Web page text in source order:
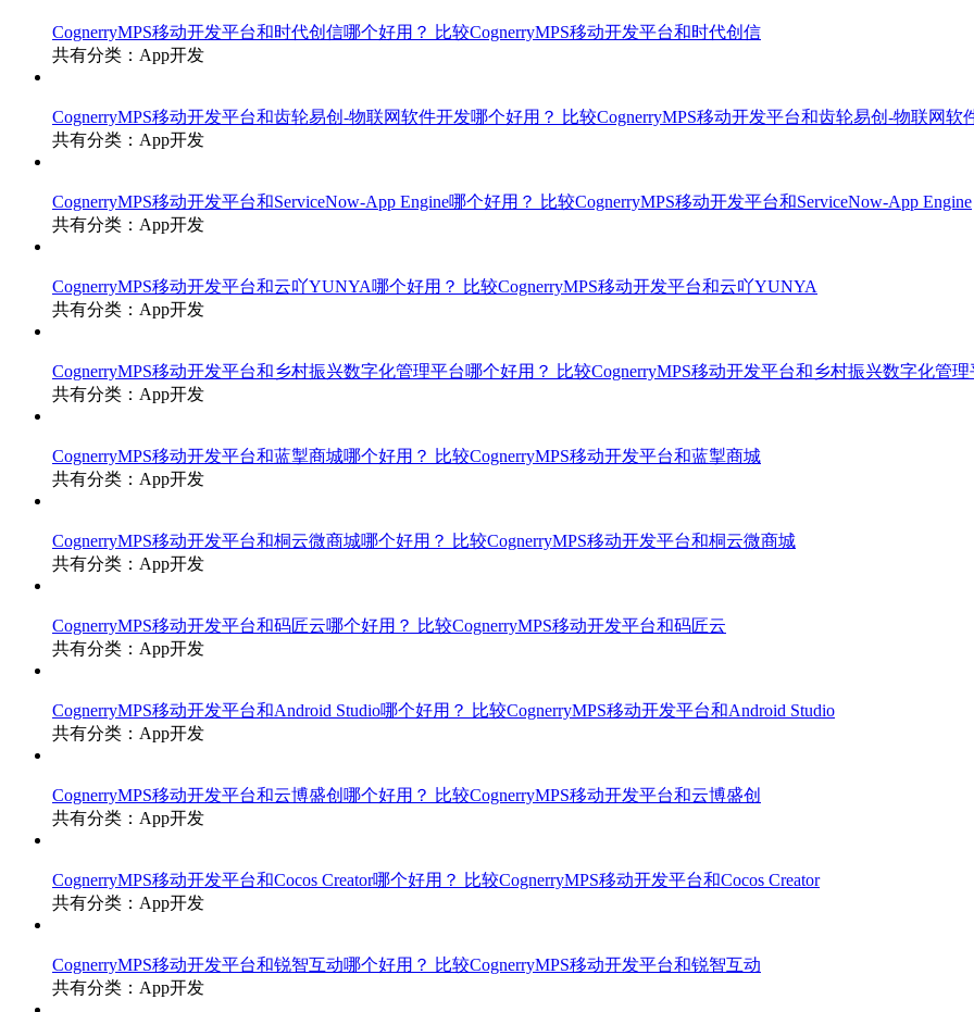
CognerryMPS移动开发平台和时代创信哪个好用？ 比较CognerryMPS移动开发平台和时代创信
共有分类：App开发
CognerryMPS移动开发平台和齿轮易创-物联网软件开发哪个好用？ 比较CognerryMPS移动开发平台和齿轮易创-物联网软
共有分类：App开发
CognerryMPS移动开发平台和ServiceNow-App Engine哪个好用？ 比较CognerryMPS移动开发平台和ServiceNow-App Engine
共有分类：App开发
CognerryMPS移动开发平台和云吖YUNYA哪个好用？ 比较CognerryMPS移动开发平台和云吖YUNYA
共有分类：App开发
CognerryMPS移动开发平台和乡村振兴数字化管理平台哪个好用？ 比较CognerryMPS移动开发平台和乡村振兴数字化管理
共有分类：App开发
CognerryMPS移动开发平台和蓝掣商城哪个好用？ 比较CognerryMPS移动开发平台和蓝掣商城
共有分类：App开发
CognerryMPS移动开发平台和桐云微商城哪个好用？ 比较CognerryMPS移动开发平台和桐云微商城
共有分类：App开发
CognerryMPS移动开发平台和码匠云哪个好用？ 比较CognerryMPS移动开发平台和码匠云
共有分类：App开发
CognerryMPS移动开发平台和Android Studio哪个好用？ 比较CognerryMPS移动开发平台和Android Studio
共有分类：App开发
CognerryMPS移动开发平台和云博盛创哪个好用？ 比较CognerryMPS移动开发平台和云博盛创
共有分类：App开发
CognerryMPS移动开发平台和Cocos Creator哪个好用？ 比较CognerryMPS移动开发平台和Cocos Creator
共有分类：App开发
CognerryMPS移动开发平台和锐智互动哪个好用？ 比较CognerryMPS移动开发平台和锐智互动
共有分类：App开发